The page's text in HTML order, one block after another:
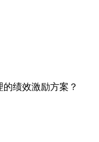
绩效激励方案？